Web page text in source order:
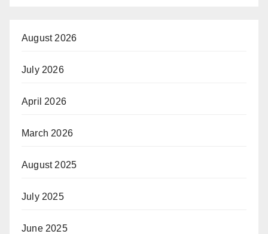
August 2026
July 2026
April 2026
March 2026
August 2025
July 2025
June 2025